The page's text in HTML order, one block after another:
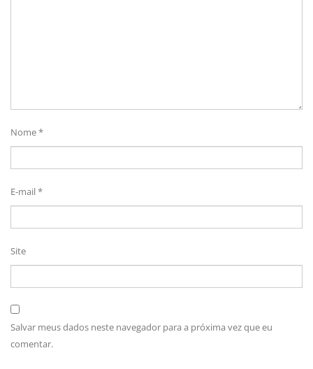
Nome*
E-mail*
Site
Salvar meus dados neste navegador para a próxima vez que eu
comentar.